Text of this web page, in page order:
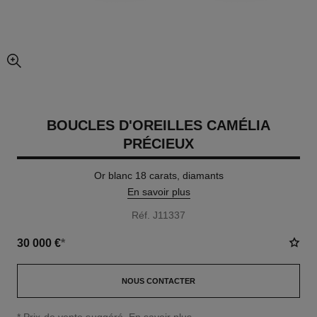
agrandissement
BOUCLES D'OREILLES CAMÉLIA
PRÉCIEUX
Or blanc 18 carats, diamants
En savoir plus
Réf. J11337
30 000 €*
NOUS CONTACTER